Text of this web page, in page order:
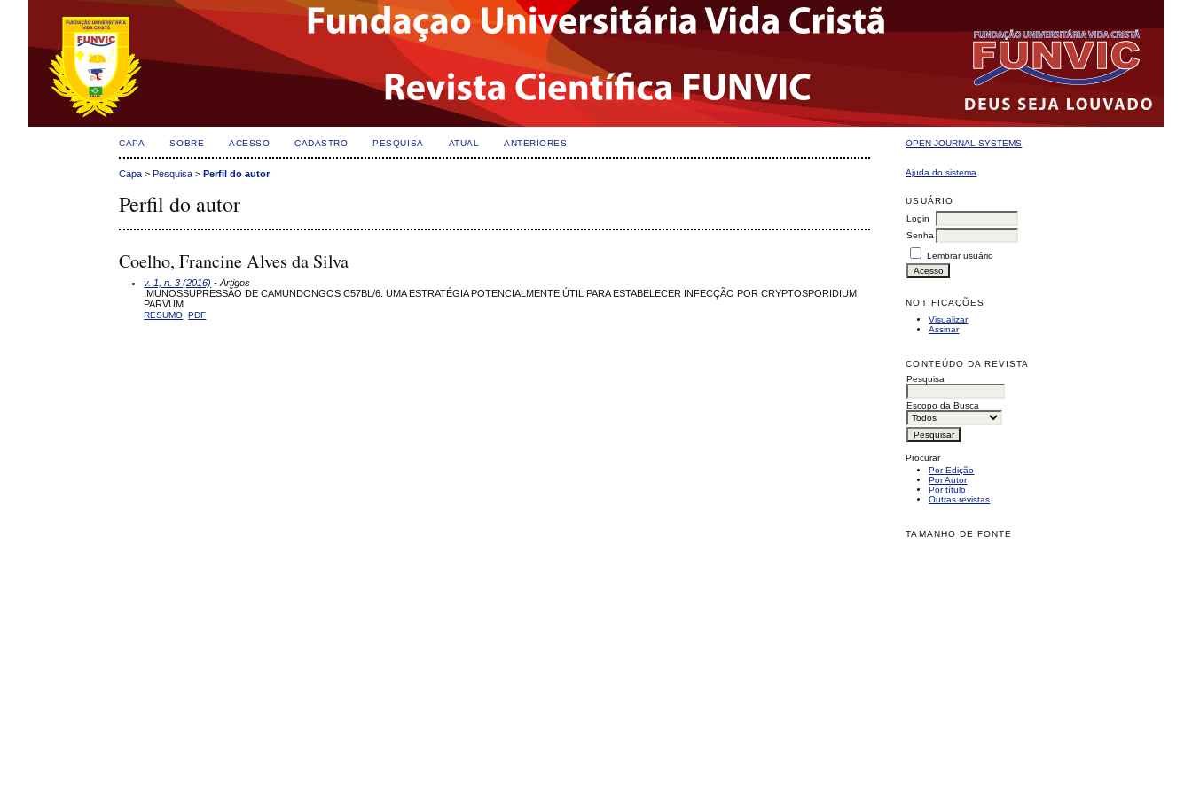
OPEN JOURNAL SYSTEMS
Ajuda do sistema
USUÁRIO
Login
Senha
Lembrar usuário
NOTIFICAÇÕES
Visualizar
Assinar
CONTEÚDO DA REVISTA
Pesquisa
Escopo da Busca
Procurar
Por Edição
Por Autor
Por título
Outras revistas
TAMANHO DE FONTE
CAPA SOBRE ACESSO CADASTRO PESQUISA ATUAL ANTERIORES
Capa >Pesquisa >Perfil do autor
Perfil do autor
Coelho, Francine Alves da Silva
v. 1, n. 3 (2016) - Artigos
IMUNOSSUPRESSÃO DE CAMUNDONGOS C57BL/6: UMA ESTRATÉGIA POTENCIALMENTE ÚTIL PARA ESTABELECER INFECÇÃO POR CRYPTOSPORIDIUM
PARVUM
RESUMO PDF